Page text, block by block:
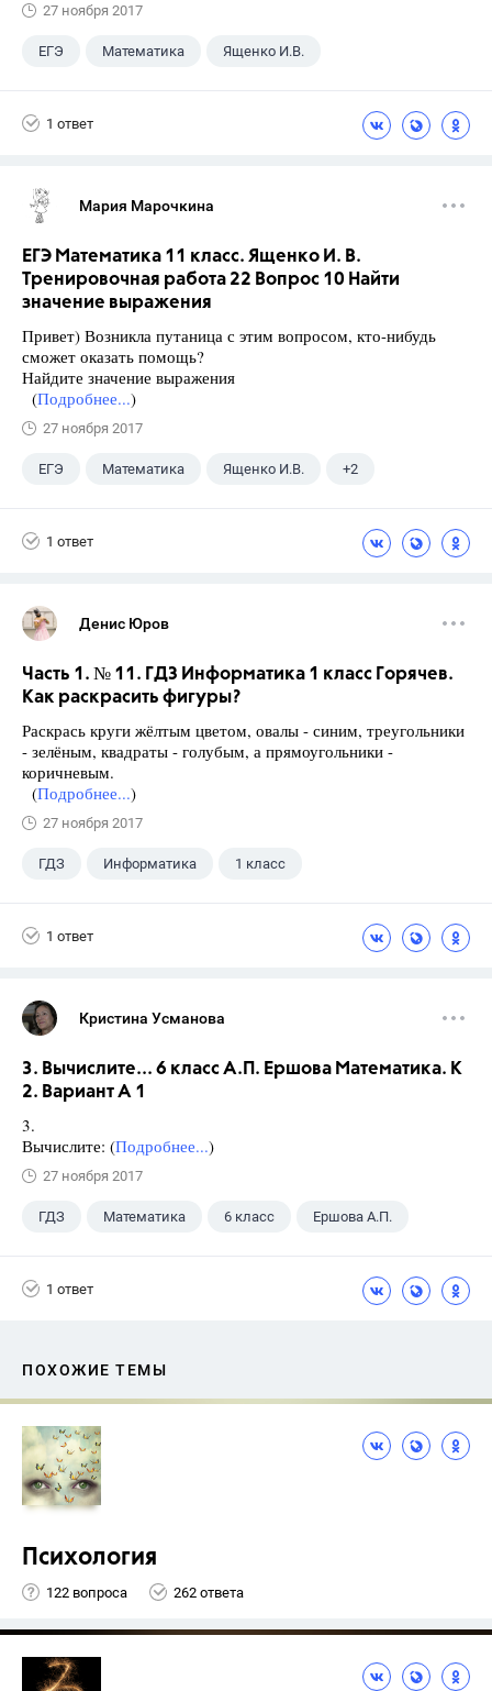
27 ноября 2017
ЕГЭ Математика Ященко И.В.
1 ответ
Мария Марочкина
ЕГЭ Математика 11 класс. Ященко И. В.
Тренировочная работа 22 Вопрос 10 Найти
значение выражения
Привет) Возникла путаница с этим вопросом, кто-нибудь
сможет оказать помощь?
Найдите значение выражения
(Подробнее...)
27 ноября 2017
ЕГЭ Математика Ященко И.В. +2
1 ответ
Денис Юров
Часть 1. № 11. ГДЗ Информатика 1 класс Горячев.
Как раскрасить фигуры?
Раскрась круги жёлтым цветом, овалы - синим, треугольники
- зелёным, квадраты - голубым, а прямоугольники -
коричневым.
(Подробнее...)
27 ноября 2017
ГДЗ Информатика 1 класс
1 ответ
Кристина Усманова
3. Вычислите... 6 класс А.П. Ершова Математика. К
2. Вариант А 1
3.
Вычислите: (Подробнее...)
27 ноября 2017
ГДЗ Математика 6 класс Ершова А.П.
1 ответ
ПОХОЖИЕ ТЕМЫ
Психология
122 вопроса 262 ответа